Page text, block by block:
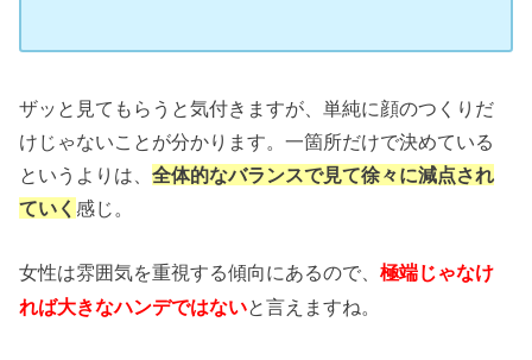
ザッと見てもらうと気付きますが、単純に顔のつくりだ
けじゃないことが分かります。一箇所だけで決めている
というよりは、全体的なバランスで見て徐々に減点され
ていく感じ。
女性は雰囲気を重視する傾向にあるので、極端じゃなけ
れば大きなハンデではないと言えますね。